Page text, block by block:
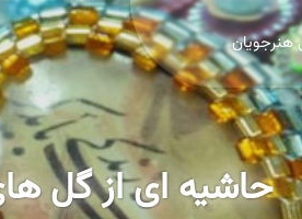
هنرجویان
حاشیه ای از گل